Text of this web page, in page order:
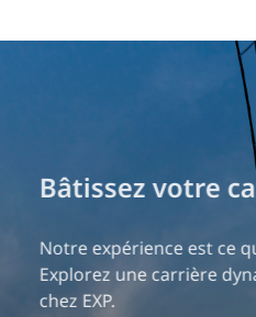
Bâtissez votre
Notre expérience est ce
Explorez une carrière
chez EXP.